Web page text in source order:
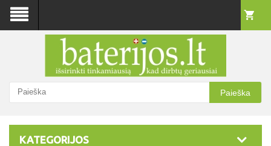
Paieška
KATEGORIJOS